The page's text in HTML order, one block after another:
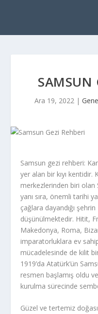
SAMSUN
Ara 19, 2022 |
Samsun gezi rehberi:
yer alan bir kıyı kentidir.
merkezlerinden biri olan
yanı sıra, önemli tarihi
çağlara dayandığı
düşünülmektedir. Hitit,
Makedonya, Roma,
imparatorluklara ev
mücadelesinde de kilit
1919’da Atatürk’ün
resmen başlamış oldu
kurulma sürecinde
Güzel ve tertemiz